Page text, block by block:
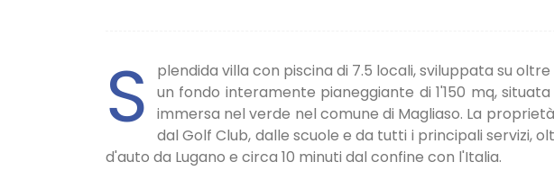
S
plendida villa con piscina di 7.5 locali, sviluppata su
un fondo interamente pianeggiante di 1'150 mq,
immersa nel verde nel comune di Magliaso. La
dal Golf Club, dalle scuole e da tutti i principali servizi,
d'auto da Lugano e circa 10 minuti dal confine con l'Italia.